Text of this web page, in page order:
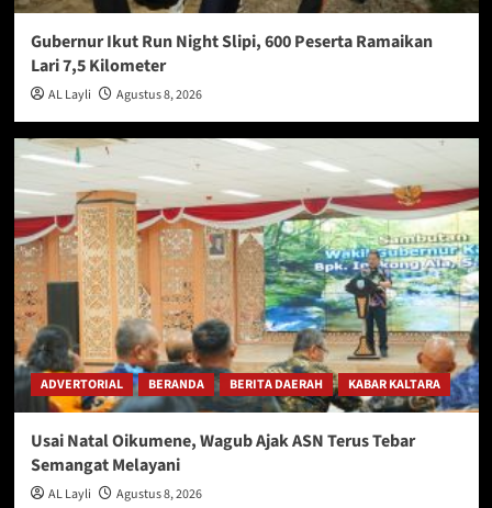
Gubernur Ikut Run Night Slipi, 600 Peserta Ramaikan
Lari 7,5 Kilometer
AL Layli Agustus 8, 2026
ADVERTORIAL BERANDA BERITA DAERAH KABAR KALTARA
Usai Natal Oikumene, Wagub Ajak ASN Terus Tebar
Semangat Melayani
AL Layli Agustus 8, 2026